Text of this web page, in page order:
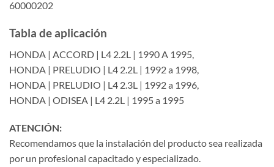
60000202
Tabla de aplicación
HONDA | ACCORD | L4 2.2L | 1990 A 1995,
HONDA | PRELUDIO | L4 2.2L | 1992 a 1998,
HONDA | PRELUDIO | L4 2.3L | 1992 a 1996,
HONDA | ODISEA | L4 2.2L | 1995 a 1995
ATENCIÓN:
Recomendamos que la instalación del producto sea realizada
por un profesional capacitado y especializado.